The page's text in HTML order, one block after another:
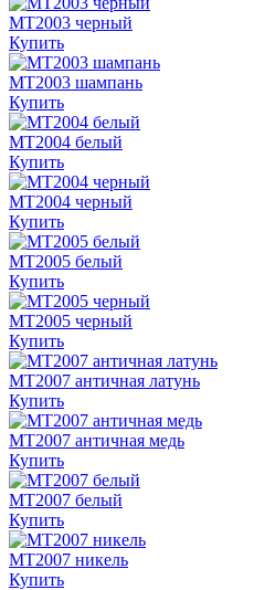
MT2003 черный
Купить
MT2003 шампань
Купить
MT2004 белый
Купить
MT2004 черный
Купить
MT2005 белый
Купить
MT2005 черный
Купить
MT2007 античная латунь
Купить
MT2007 античная медь
Купить
MT2007 белый
Купить
MT2007 никель
Купить